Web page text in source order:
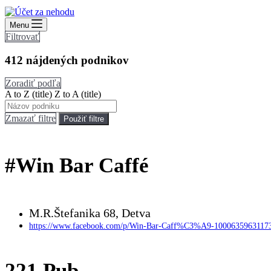
Menu
Filtrovať
412 nájdených podnikov
Zoradiť podľa
A to Z (title) Z to A (title)
Zmazať filtre Použiť filtre
#Win Bar Caffé
M.R.Štefanika 68, Detva
https://www.facebook.com/p/Win-Bar-Caff%C3%A9-